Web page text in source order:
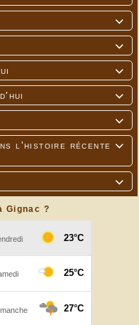






l'histoire récente

Gignac ?